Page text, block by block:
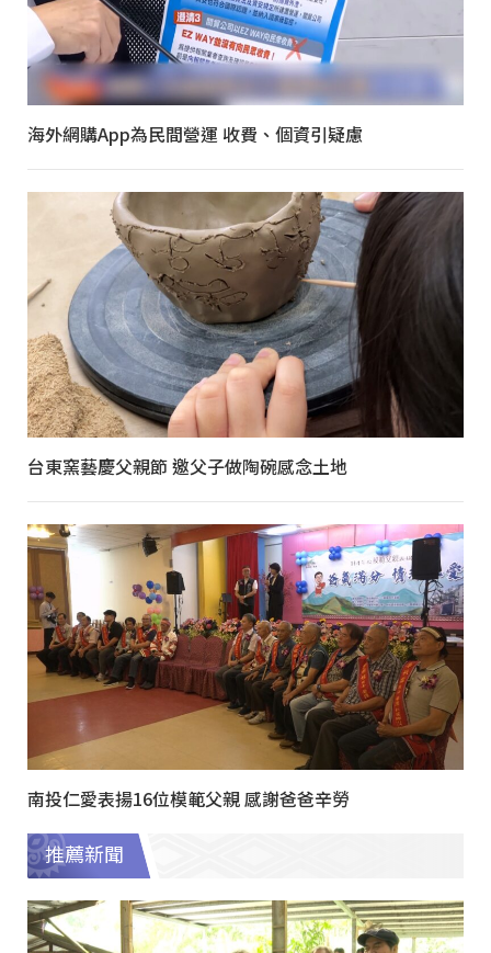
海外網購App為民間營運 收費、個資引疑慮
台東窯藝慶父親節 邀父子做陶碗感念土地
南投仁愛表揚16位模範父親 感謝爸爸辛勞
推薦新聞